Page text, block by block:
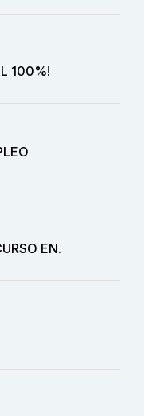
100%!
EN.